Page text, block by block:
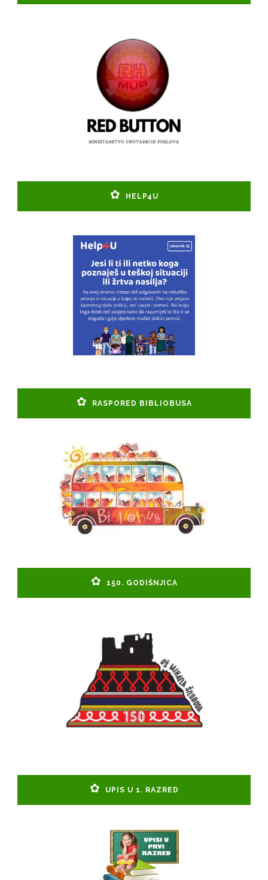
HELP4U
RASPORED BIBLIOBUSA
150. GODIŠNJICA
UPIS U 1. RAZRED